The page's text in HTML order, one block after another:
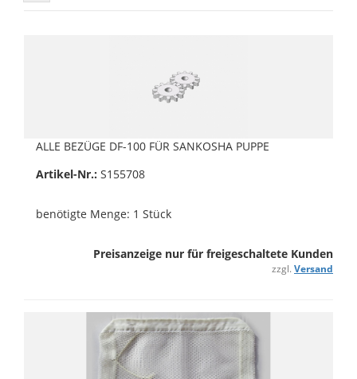
ALLE BEZÜGE DF-100 FÜR SANKOSHA PUPPE
Artikel-Nr.: S155708
benötigte Menge: 1 Stück
Preisanzeige nur für freigeschaltete Kunden
zzgl. Versand